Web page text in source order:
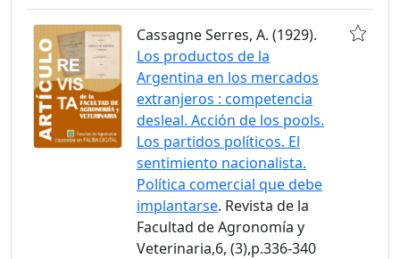
Cassagne Serres, A. (1929).
Los productos de la
Argentina en los mercados
extranjeros : competencia
desleal. Acción de los pools.
Los partidos políticos. El
sentimiento nacionalista.
Política comercial que debe
implantarse. Revista de la
Facultad de Agronomía y
Veterinaria,6, (3),p.336-340